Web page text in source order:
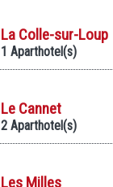
La Colle-sur-Loup
1 Aparthotel(s)
Le Cannet
2 Aparthotel(s)
Les Milles